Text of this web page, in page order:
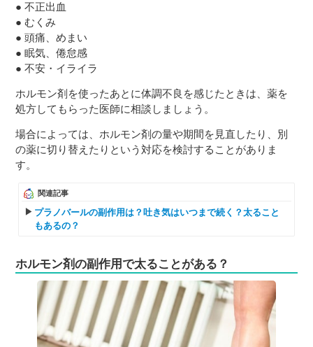
● 不正出血
● むくみ
● 頭痛、めまい
● 眠気、倦怠感
● 不安・イライラ
ホルモン剤を使ったあとに体調不良を感じたときは、薬を
処方してもらった医師に相談しましょう。
場合によっては、ホルモン剤の量や期間を見直したり、別
の薬に切り替えたりという対応を検討することがありま
す。
関連記事
プラノバールの副作用は？吐き気はいつまで続く？太ること
もあるの？
ホルモン剤の副作用で太ることがある？